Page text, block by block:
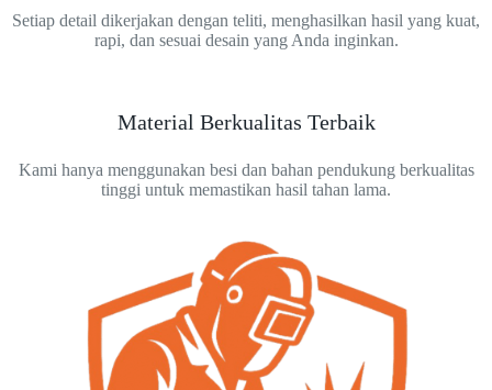
Setiap detail dikerjakan dengan teliti, menghasilkan hasil yang kuat,
rapi, dan sesuai desain yang Anda inginkan.
Material Berkualitas Terbaik
Kami hanya menggunakan besi dan bahan pendukung berkualitas
tinggi untuk memastikan hasil tahan lama.